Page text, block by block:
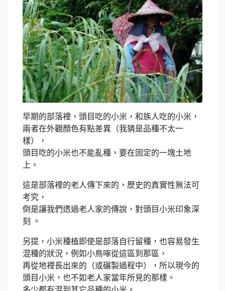
早期的部落裡，頭目吃的小米，和族人吃的小米，
兩者在外觀顏色有點差異（我猜是品種不太一
樣），
頭目吃的小米也不能亂種，要在固定的一塊土地
上。
這是部落裡的老人傳下來的，歷史的真實性無法可
考究，
倒是讓我們透過老人家的傳說，對頭目小米印象深
刻 。
另提，小米種植即使是部落自行留種，也容易發生
混種的狀況，例如小鳥啄從這區到那區，
再從地裡長出來的（或碾製過程中），所以現今的
頭目小米，也不如老人家當年所見的那樣。